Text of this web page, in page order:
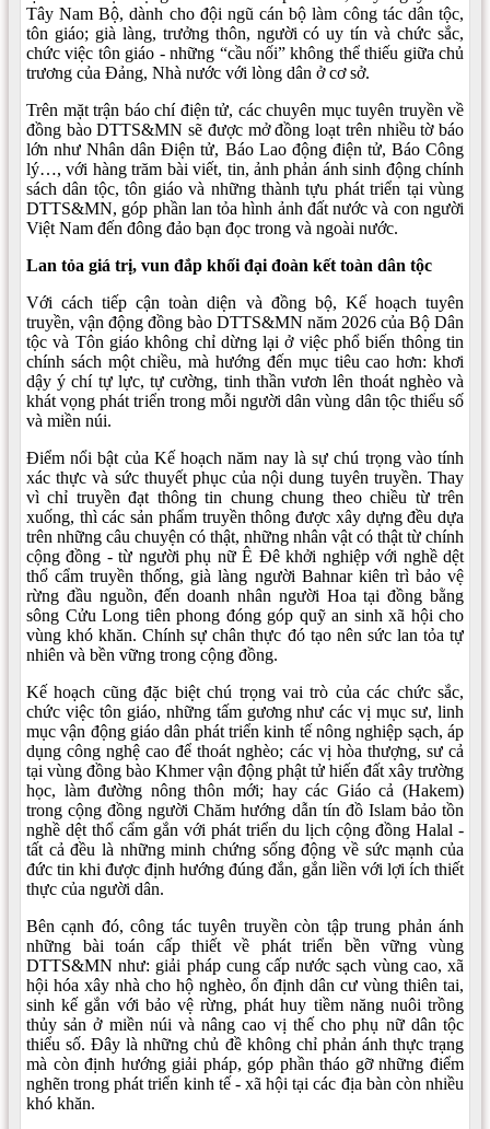
Tây Nam Bộ, dành cho đội ngũ cán bộ làm công tác dân tộc,
tôn giáo; già làng, trưởng thôn, người có uy tín và chức sắc,
chức việc tôn giáo - những “cầu nối” không thể thiếu giữa chủ
trương của Đảng, Nhà nước với lòng dân ở cơ sở.
Trên mặt trận báo chí điện tử, các chuyên mục tuyên truyền về
đồng bào DTTS&MN sẽ được mở đồng loạt trên nhiều tờ báo
lớn như Nhân dân Điện tử, Báo Lao động điện tử, Báo Công
lý…, với hàng trăm bài viết, tin, ảnh phản ánh sinh động chính
sách dân tộc, tôn giáo và những thành tựu phát triển tại vùng
DTTS&MN, góp phần lan tỏa hình ảnh đất nước và con người
Việt Nam đến đông đảo bạn đọc trong và ngoài nước.
Lan tỏa giá trị, vun đắp khối đại đoàn kết toàn dân tộc
Với cách tiếp cận toàn diện và đồng bộ, Kế hoạch tuyên
truyền, vận động đồng bào DTTS&MN năm 2026 của Bộ Dân
tộc và Tôn giáo không chỉ dừng lại ở việc phổ biến thông tin
chính sách một chiều, mà hướng đến mục tiêu cao hơn: khơi
dậy ý chí tự lực, tự cường, tinh thần vươn lên thoát nghèo và
khát vọng phát triển trong mỗi người dân vùng dân tộc thiểu số
và miền núi.
Điểm nổi bật của Kế hoạch năm nay là sự chú trọng vào tính
xác thực và sức thuyết phục của nội dung tuyên truyền. Thay
vì chỉ truyền đạt thông tin chung chung theo chiều từ trên
xuống, thì các sản phẩm truyền thông được xây dựng đều dựa
trên những câu chuyện có thật, những nhân vật có thật từ chính
cộng đồng - từ người phụ nữ Ê Đê khởi nghiệp với nghề dệt
thổ cẩm truyền thống, già làng người Bahnar kiên trì bảo vệ
rừng đầu nguồn, đến doanh nhân người Hoa tại đồng bằng
sông Cửu Long tiên phong đóng góp quỹ an sinh xã hội cho
vùng khó khăn. Chính sự chân thực đó tạo nên sức lan tỏa tự
nhiên và bền vững trong cộng đồng.
Kế hoạch cũng đặc biệt chú trọng vai trò của các chức sắc,
chức việc tôn giáo, những tấm gương như các vị mục sư, linh
mục vận động giáo dân phát triển kinh tế nông nghiệp sạch, áp
dụng công nghệ cao để thoát nghèo; các vị hòa thượng, sư cả
tại vùng đồng bào Khmer vận động phật tử hiến đất xây trường
học, làm đường nông thôn mới; hay các Giáo cả (Hakem)
trong cộng đồng người Chăm hướng dẫn tín đồ Islam bảo tồn
nghề dệt thổ cẩm gắn với phát triển du lịch cộng đồng Halal -
tất cả đều là những minh chứng sống động về sức mạnh của
đức tin khi được định hướng đúng đắn, gắn liền với lợi ích thiết
thực của người dân.
Bên cạnh đó, công tác tuyên truyền còn tập trung phản ánh
những bài toán cấp thiết về phát triển bền vững vùng
DTTS&MN như: giải pháp cung cấp nước sạch vùng cao, xã
hội hóa xây nhà cho hộ nghèo, ổn định dân cư vùng thiên tai,
sinh kế gắn với bảo vệ rừng, phát huy tiềm năng nuôi trồng
thủy sản ở miền núi và nâng cao vị thế cho phụ nữ dân tộc
thiểu số. Đây là những chủ đề không chỉ phản ánh thực trạng
mà còn định hướng giải pháp, góp phần tháo gỡ những điểm
nghẽn trong phát triển kinh tế - xã hội tại các địa bàn còn nhiều
khó khăn.